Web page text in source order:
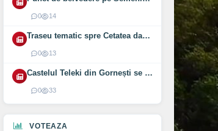
0 14
Traseu tematic spre Cetatea dacică Bănița deschis (2026)
0 13
Castelul Teleki din Gornești se redeschide pe 1 august 2026
0 33
VOTEAZA